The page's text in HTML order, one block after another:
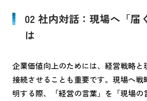
02 社内対話：現場へ「届
は
企業価値向上のためには、経営戦略と
接続させることも重要です。現場へ戦
明する際、「経営の言葉」を「現場の